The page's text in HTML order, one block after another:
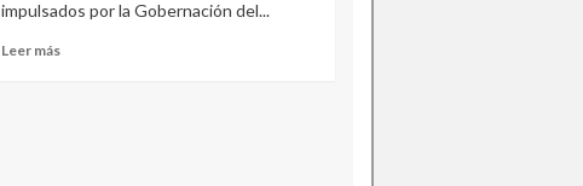
impulsados por la Gobernación del...
Leer más